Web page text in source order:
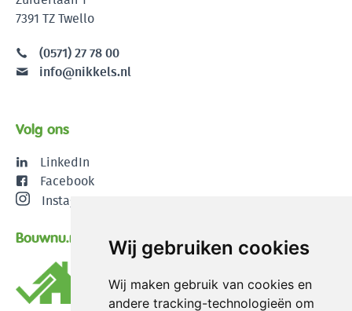
Wij gebruiken cookies
Wij maken gebruik van cookies en
andere tracking-technologieën om
7391 TZ Twello
(0571) 27 78 00
info@nikkels.nl
Volg ons
LinkedIn
Facebook
Instagram
Bouwnu.nl